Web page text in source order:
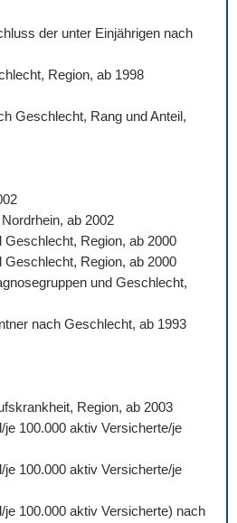
der unter Einjährigen nach
Region, ab 1998
Geschlecht, Rang und Anteil,
ab 2002
Geschlecht, Region, ab 2000
Geschlecht, Region, ab 2000
und Geschlecht,
nach Geschlecht, ab 1993
Region, ab 2003
100.000 aktiv Versicherte/je
100.000 aktiv Versicherte/je
100.000 aktiv Versicherte) nach